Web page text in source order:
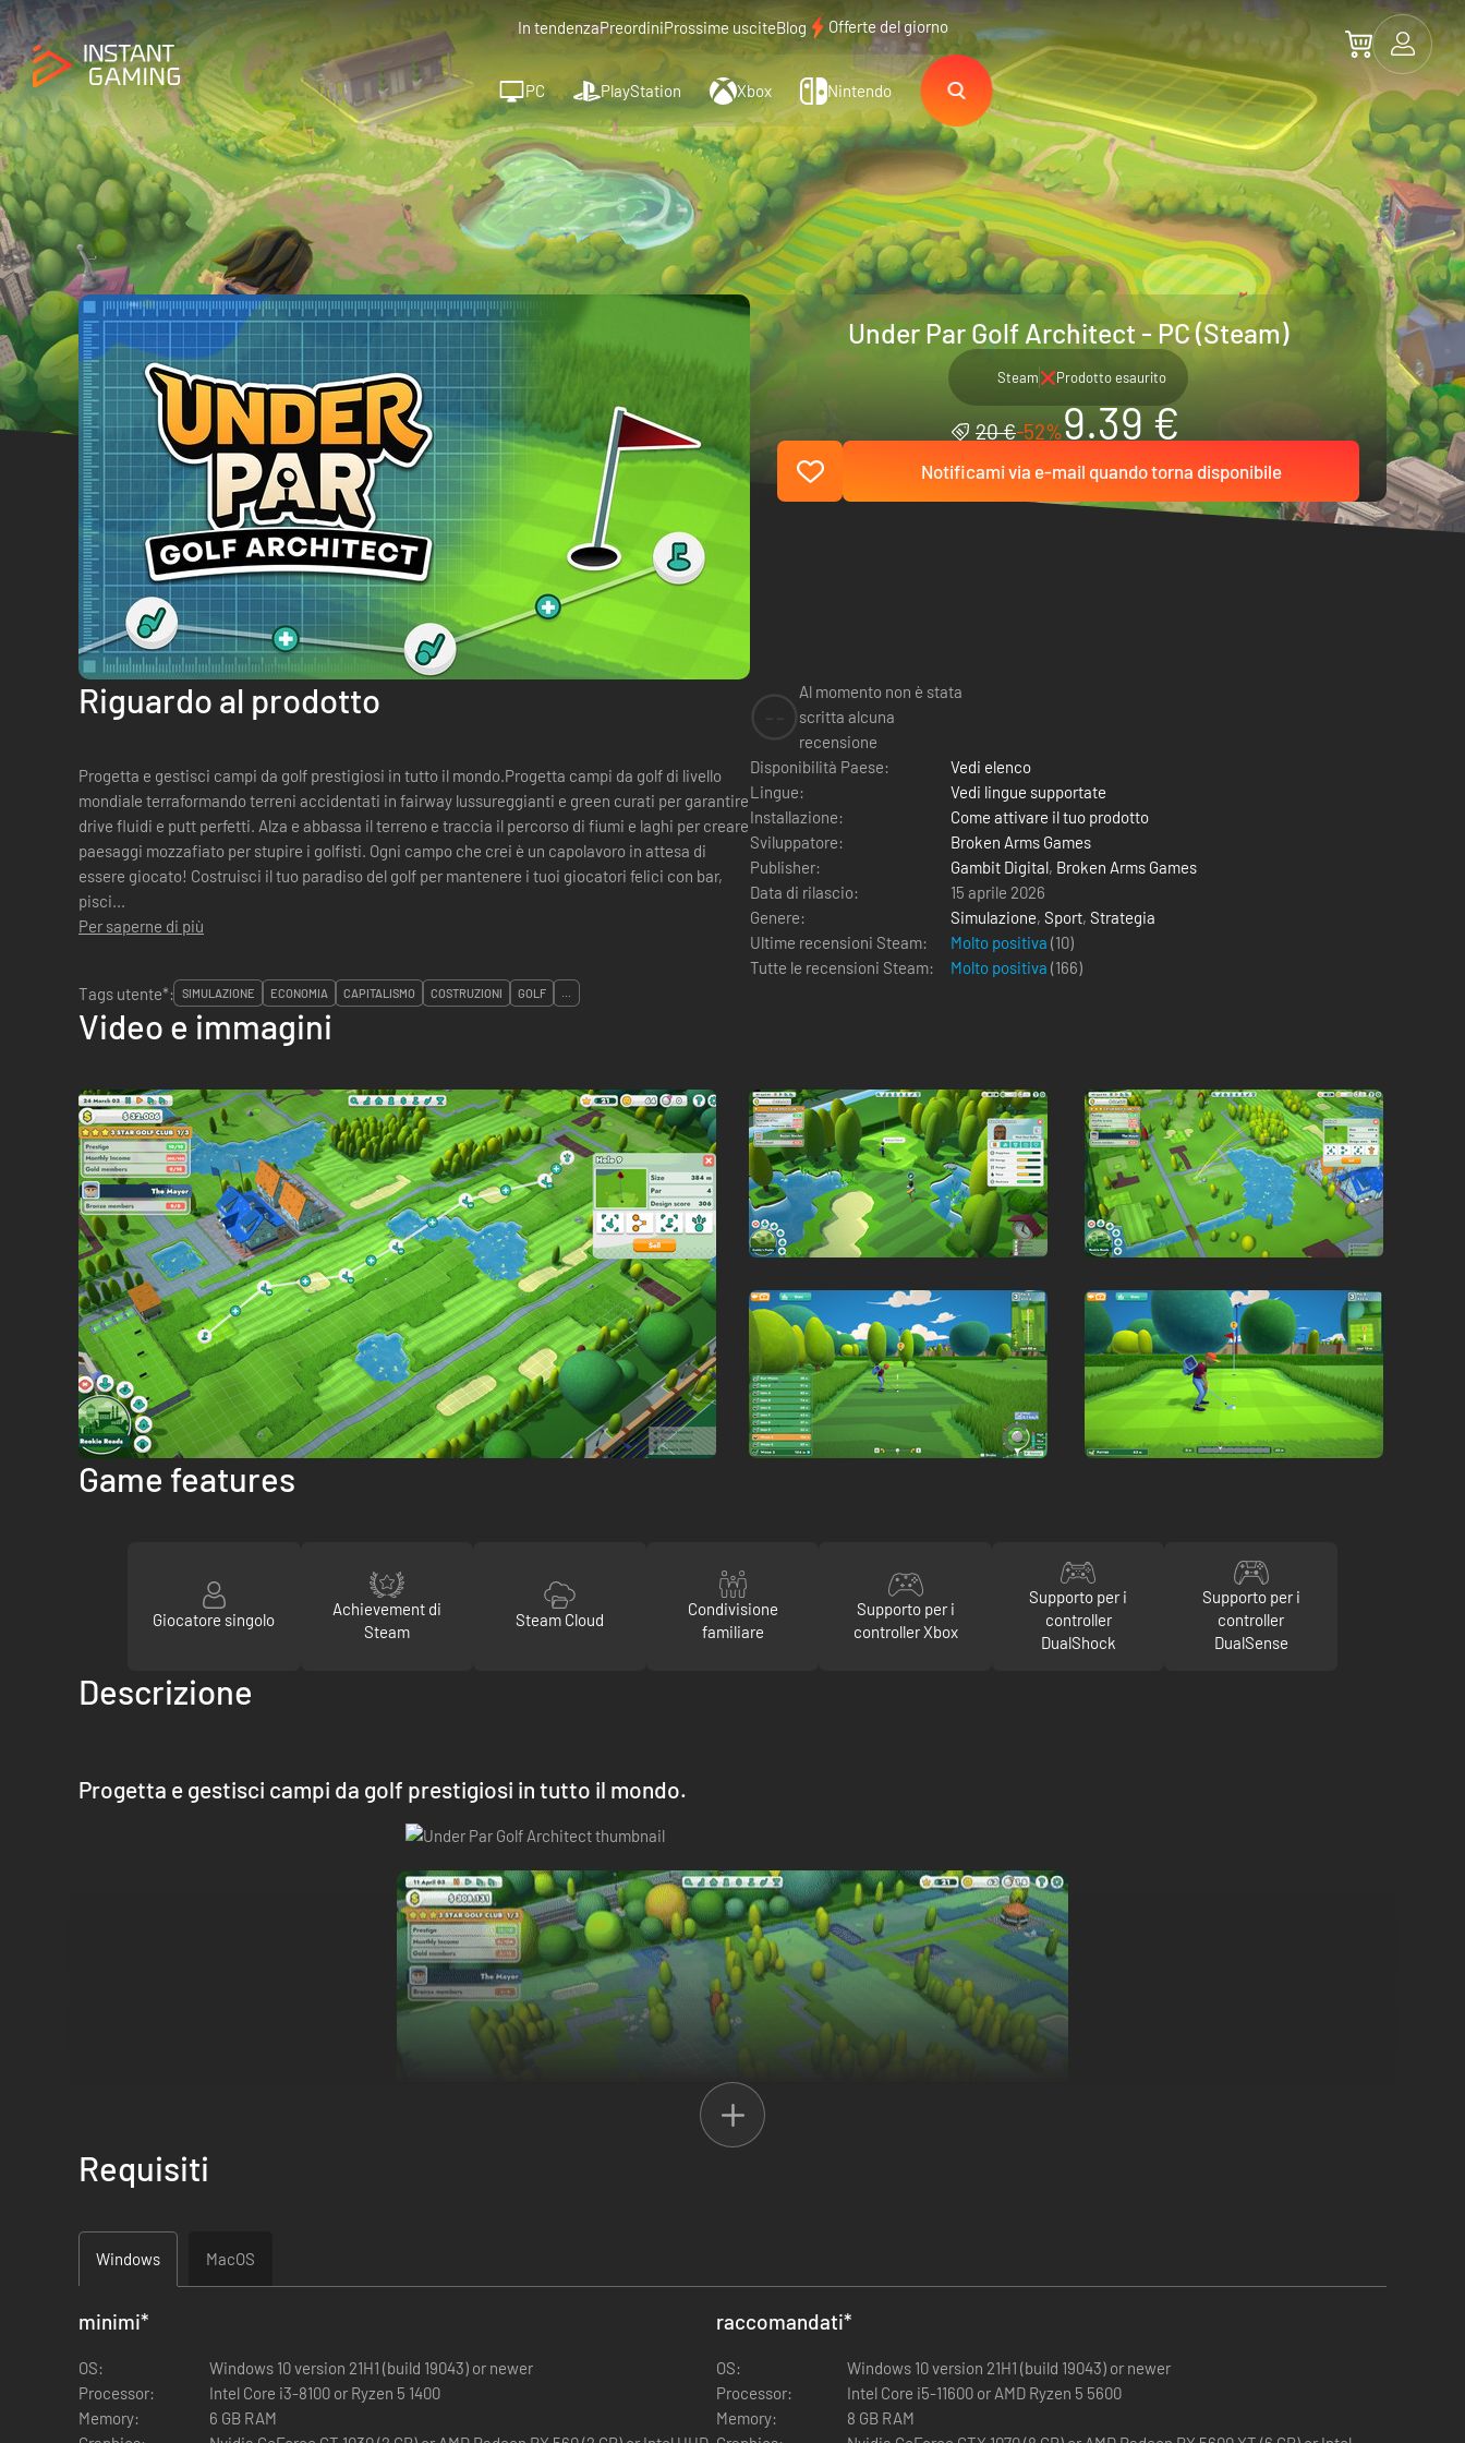
In tendenzaPreordiniProssime usciteBlog Offerte del giorno
PC PlayStation Xbox Nintendo
Under Par Golf Architect - PC (Steam)
Steam Prodotto esaurito
20 €-52%9.39 €
Notificami via e-mail quando torna disponibile
Riguardo al prodotto
Progetta e gestisci campi da golf prestigiosi in tutto il mondo.Progetta campi da golf di livello
mondiale terraformando terreni accidentati in fairway lussureggianti e green curati per garantire
drive fluidi e putt perfetti. Alza e abbassa il terreno e traccia il percorso di fiumi e laghi per creare
paesaggi mozzafiato per stupire i golfisti. Ogni campo che crei è un capolavoro in attesa di
essere giocato! Costruisci il tuo paradiso del golf per mantenere i tuoi giocatori felici con bar,
pisci...
Per saperne di più
Al momento non è stata
scritta alcuna
recensione
Disponibilità Paese:
Vedi elenco
Lingue:
Vedi lingue supportate
Installazione:
Come attivare il tuo prodotto
Sviluppatore:
Broken Arms Games
Publisher:
Gambit Digital, Broken Arms Games
Data di rilascio:
15 aprile 2026
Genere:
Simulazione, Sport, Strategia
Ultime recensioni Steam:
Molto positiva (10)
Tutte le recensioni Steam:
Molto positiva (166)
Tags utente*:
SIMULAZIONE ECONOMIA CAPITALISMO COSTRUZIONI GOLF ...
Video e immagini
Game features
Giocatore singolo
Achievement di
Steam
Steam Cloud
Condivisione
familiare
Supporto per i
controller Xbox
Supporto per i
controller
DualShock
Supporto per i
controller
DualSense
Descrizione
Progetta e gestisci campi da golf prestigiosi in tutto il mondo.
Progetta
campi da golf di livello mondiale terraformando terreni accidentati in fairway lussureggianti e green curati per garantire drive fluidi e putt perfetti. Alza e abbassa il terreno e
traccia il percorso di fiumi e laghi per creare paesaggi mozzafiato per stupire i golfisti. Ogni campo che crei è un capolavoro in attesa di essere giocato!
Requisiti
Windows MacOS
minimi*
OS:
Windows 10 version 21H1 (build 19043) or newer
Processor:
Intel Core i3-8100 or Ryzen 5 1400
Memory:
6 GB RAM
raccomandati*
OS:
Windows 10 version 21H1 (build 19043) or newer
Processor:
Intel Core i5-11600 or AMD Ryzen 5 5600
Memory:
8 GB RAM